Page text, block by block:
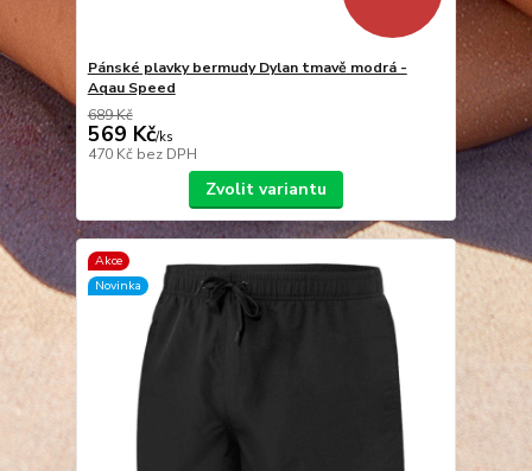
Pánské plavky bermudy Dylan tmavě modrá -
Aqau Speed
689 Kč
569 Kč/ks
470 Kč bez DPH
Zvolit variantu
Akce
Novinka